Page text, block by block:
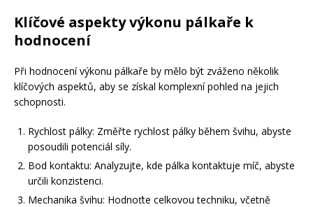
Klíčové aspekty výkonu pálkaře k
hodnocení
Při hodnocení výkonu pálkaře by mělo být zváženo několik
klíčových aspektů, aby se získal komplexní pohled na jejich
schopnosti.
Rychlost pálky: Změřte rychlost pálky během švihu, abyste
posoudili potenciál síly.
Bod kontaktu: Analyzujte, kde pálka kontaktuje míč, abyste
určili konzistenci.
Mechanika švihu: Hodnoťte celkovou techniku, včetně